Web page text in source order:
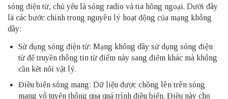
sóng điện từ, chủ yếu là sóng radio và tia hồng ngoại. Dưới đây
là các bước chính trong nguyên lý hoạt động của mạng không
dây:
Sử dụng sóng điện từ: Mạng không dây sử dụng sóng điện
từ để truyền thông tin từ điểm này sang điểm khác mà không
cần kết nối vật lý.
Điều biến sóng mang: Dữ liệu được chồng lên trên sóng
mang vô tuyến thông qua quá trình điều biến. Điều này cho